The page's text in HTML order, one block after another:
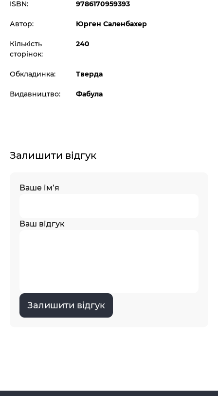
ISBN: 9786170959393
Автор: Юрген Саленбахер
Кількість
сторінок:
240
Обкладинка: Тверда
Видавництво: Фабула
Залишити відгук
Ваше ім’я
Ваш відгук
Залишити відгук